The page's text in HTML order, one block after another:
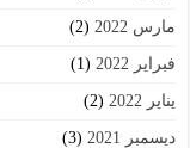
مارس 2022 (2)
فبراير 2022 (1)
يناير 2022 (2)
ديسمبر 2021 (3)